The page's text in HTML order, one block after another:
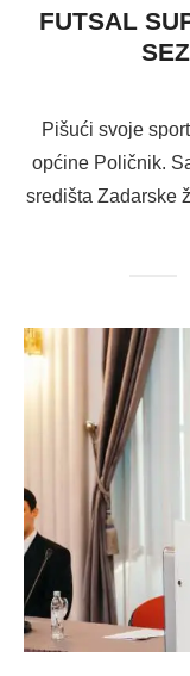
FUTSAL
Pišući svoje
općine Poličnik.
središta Zadarske